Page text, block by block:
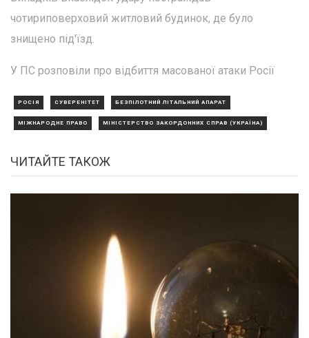
чотириповерховий житловий будинок, де було
знищено під'їзд.
У ПС розповіли про відбиття масованої атаки Росії
РОСІЯ СУВЕРЕНІТЕТ БЕЗПІЛОТНИЙ ЛІТАЛЬНИЙ АПАРАТ
МІЖНАРОДНЕ ПРАВО МІНІСТЕРСТВО ЗАКОРДОННИХ СПРАВ (УКРАЇНА)
ЧИТАЙТЕ ТАКОЖ